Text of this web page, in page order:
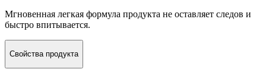
Мгновенная легкая формула продукта не оставляет следов и
быстро впитывается.
Свойства продукта